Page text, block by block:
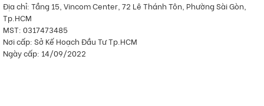
Địa chỉ: Tầng 15, Vincom Center, 72 Lê Thánh Tôn, Phường Sài Gòn,
Tp.HCM
MST: 0317473485
Nơi cấp: Sở Kế Hoạch Đầu Tư Tp.HCM
Ngày cấp: 14/09/2022